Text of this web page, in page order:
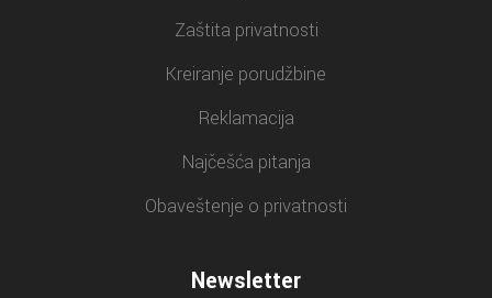
Zaštita privatnosti
Kreiranje porudžbine
Reklamacija
Najčešća pitanja
Obaveštenje o privatnosti
Newsletter